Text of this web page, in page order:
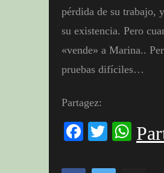
pérdida de su trabajo,
su existencia. Pero
«vende» a Marina..
pruebas difíciles…
Partagez:
Facebook
Twitter